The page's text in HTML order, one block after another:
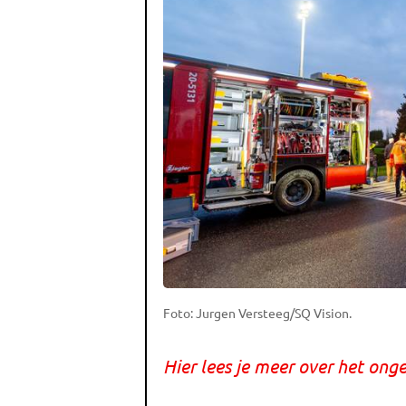
Foto: Jurgen Versteeg/SQ Vision.
Hier lees je meer over het